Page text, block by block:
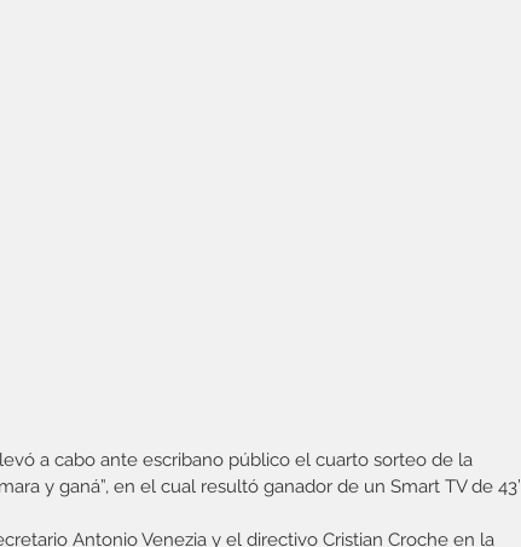
a cabo ante escribano público el cuarto sorteo de la
y ganá”, en el cual resultó ganador de un Smart TV de 43’
Antonio Venezia y el directivo Cristian Croche en la